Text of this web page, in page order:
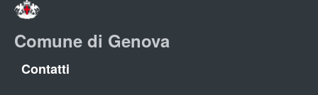
Comune di Genova
Contatti